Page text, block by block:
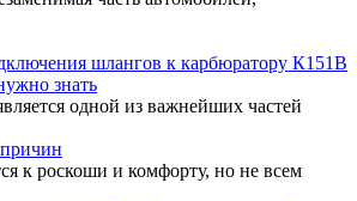
шлангов к карбюратору К151В
знать
одной из важнейших частей
причин
к роскоши и комфорту, но не всем